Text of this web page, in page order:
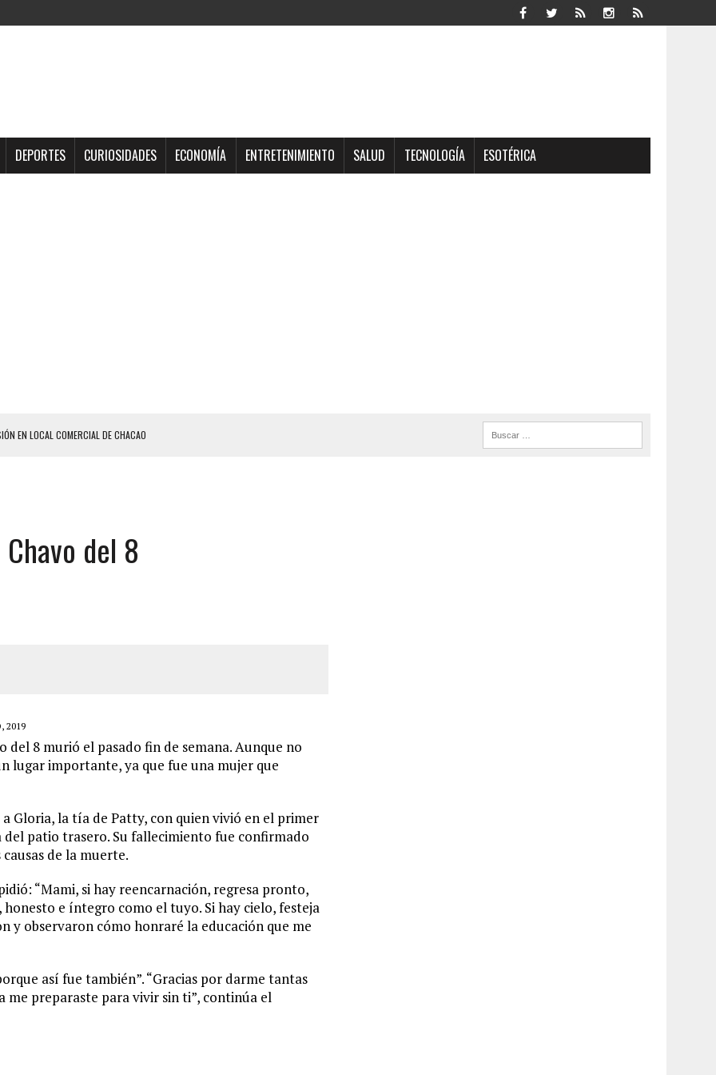
DEPORTES CURIOSIDADES ECONOMÍA ENTRETENIMIENTO SALUD TECNOLOGÍA ESOTÉRICA
EN LOCAL COMERCIAL DE CHACAO
SECTORES VECINOS
EL CUERPO DENTRO DE SU CASA
Y ABUSADA POR LA PAREJA DE SU ABUELA
VENEZOLANA EN REUNIÓN CON AMIGOS
GRAN MAGNITUD EN ZONA INDUSTRIAL DE EL LLANITO
del 8
2019
del 8 murió el pasado fin de semana. Aunque no
lugar importante, ya que fue una mujer que
Gloria, la tía de Patty, con quien vivió en el primer
del patio trasero. Su fallecimiento fue confirmado
de la muerte.
“Mami, si hay reencarnación, regresa pronto,
e íntegro como el tuyo. Si hay cielo, festeja
y observaron cómo honraré la educación que me
así fue también”. “Gracias por darme tantas
me preparaste para vivir sin ti”, continúa el